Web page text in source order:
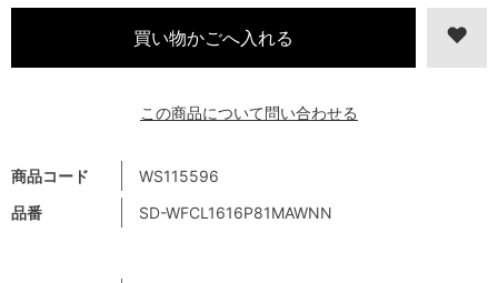
商品コード
WS115596
品番
SD-WFCL1616P81MAWNN
この商品について問い合わせる